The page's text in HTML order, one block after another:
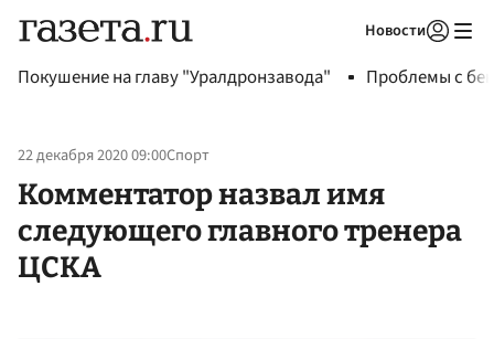
Новости
Покушение на главу "Уралдронзавода" Проблемы с
22 декабря 2020 09:00Спорт
Комментатор назвал имя
следующего главного тренера
ЦСКА